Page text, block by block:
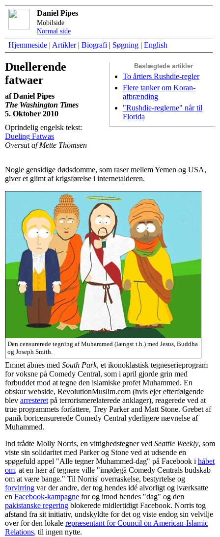
Daniel Pipes
Mobilside
Normal side
Hjemmeside | Artikler| Biografi | Søgning | English
Beslægtede artikler
To årtiers Rushdie-regler
Flere tanker om Koran-
afbrænding
"Rushdie-reglerne" når til
Florida
Duellerende
fatwaer
af Daniel Pipes
The Washington Times
5. Oktober 2010
Oprindelig engelsk tekst:
Dueling Fatwas
Oversat af Mette Thomsen
Nogle gensidige dødsdomme, som raser mellem Yemen og USA,
giver et glimt af krigsførelse i internetalderen.
Den censurerede tegning af Muhammed (længst t.h.) med Jesus, Buddha
og Joseph Smith.
Emnet åbnes med South Park, et ikonoklastisk tegneserieprogram
for voksne på Comedy Central, som i april gjorde grin med
forbuddet mod at tegne den islamiske profet Muhammed. En
obskur webside, RevolutionMuslim.com (hvis ejer efterfølgende
blev arresteret på terrorismerelaterede anklager), reagerede ved at
true programmets forfattere, Trey Parker and Matt Stone. Grebet af
panik bortcensurerede Comedy Central yderligere nævnelse af
Muhammed.
Ind trådte Molly Norris, en vittighedstegner ved Seattle Weekly, som
viste sin solidaritet med Parker og Stone ved at udsende en
spøgefuld appel "Alle tegner Muhammed-dag" på Facebook i håbet
om, at en hær af tegnere ville "imødegå Comedy Centrals budskab
om at være bange." Til Norris' overraskelse, bestyrtelse og
forvirring var der andre, der tog hendes idé alvorligt og iværksatte
en Facebook-kampagne for og imod hendes "dag" og den
pakistanske regering blokerede midlertidigt Facebook. Norris tog
afstand fra sit initiativ, undskyldte for det og viste endog sin velvilje
over for den lokale repræsentant for Council on American-Islamic
Relations, til ingen nytte.